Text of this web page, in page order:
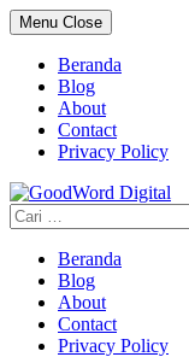
Skip
to
content
Menu Close
Beranda
Blog
About
Contact
Privacy Policy
Cari
untuk:
Beranda
Blog
About
Contact
Privacy Policy